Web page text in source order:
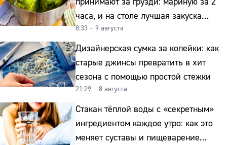
часа, и на столе лучшая закуска
к картошке
8:33 – 9 августа
Дизайнерская сумка за копейки: как
старые джинсы превратить в хит
сезона с помощью простой стежки
21:29 – 8 августа
Стакан тёплой воды с «секретным»
ингредиентом каждое утро: как это
меняет суставы и пищеварение